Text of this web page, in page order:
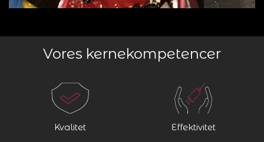
Vores kernekompetencer
Kvalitet Effektivitet